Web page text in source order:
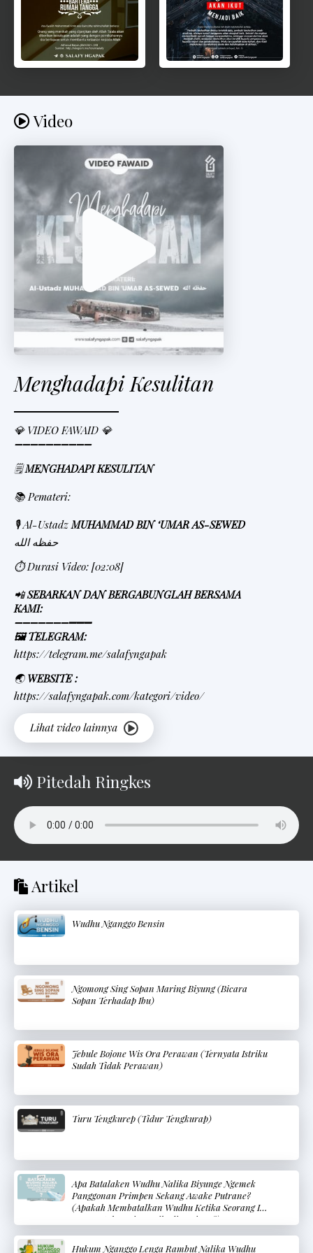
Video
Menghadapi Kesulitan
💎 VIDEO FAWAID 💎
➖➖➖➖➖➖➖➖➖➖
🗒MENGHADAPI KESULITAN
📚 Pemateri:
🎙 Al-UstadzMUHAMMAD BIN ‘UMAR AS-SEWED
حفظه الله
⏱ Durasi Video: [02:08]
📲SEBARKAN DAN BERGABUNGLAH BERSAMA
KAMI:
➖➖➖➖➖➖➖➖➖➖
🖼 TELEGRAM:
https://telegram.me/salafyngapak
🌏 WEBSITE :
https://salafyngapak.com/kategori/video/
Pitedah Ringkes
Artikel
Wudhu Nganggo Bensin
Ngomong Sing Sopan Maring Biyung (Bicara
Sopan Terhadap Ibu)
Jebule Bojone Wis Ora Perawan (Ternyata Istriku
Sudah Tidak Perawan)
Turu Tengkurep (Tidur Tengkurap)
Apa Batalaken Wudhu Nalika Biyunge Ngemek
Panggonan Primpen Sekang Awake Putrane?
(Apakah Membatalkan Wudhu Ketika Seorang Ibu
Menyentuh Bagian Pribadi Bayinya?)
Hukum Nganggo Lenga Rambut Nalika Wudhu